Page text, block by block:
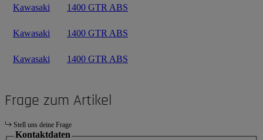
Kawasaki 1400 GTR ABS
Kawasaki 1400 GTR ABS
Kawasaki 1400 GTR ABS
Frage zum Artikel
Stell uns deine Frage
Kontaktdaten